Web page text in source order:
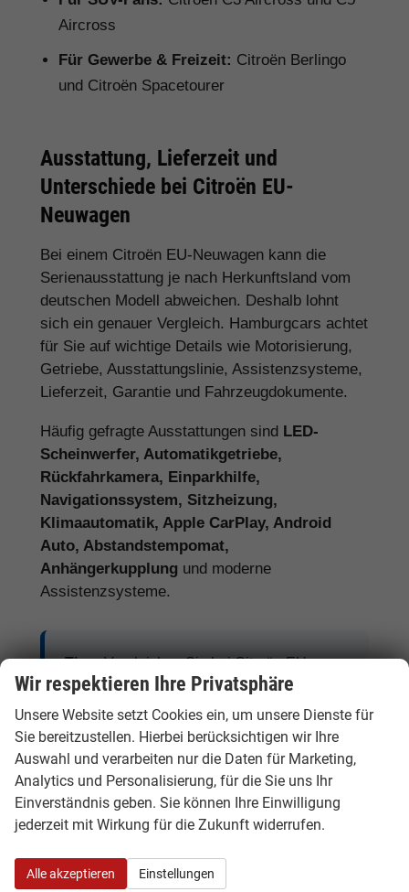
Aircross
Für Gewerbe & Freizeit: Citroën Berlingo
und Citroën Spacetourer
Ausstattung, Lieferzeit und
Unterschiede bei Citroën EU-
Neuwagen
Bei einem Citroën EU-Neuwagen kann die
Serienausstattung je nach Herkunftsland vom
deutschen Modell abweichen. Deshalb lohnt
sich ein genauer Vergleich. Hamburgcars achtet
für Sie auf wichtige Details wie Motorisierung,
Getriebe, Ausstattungslinie, Assistenzsysteme,
Lieferzeit, Garantie und Fahrzeugdokumente.
Häufig gefragte Ausstattungen sind LED-
Scheinwerfer, Automatikgetriebe,
Rückfahrkamera, Einparkhilfe,
Navigationssystem, Sitzheizung,
Klimaautomatik, Apple CarPlay, Android
Auto, Abstandstempomat,
Anhängerkupplung und moderne
Assistenzsysteme.
Tipp:Vergleichen Sie bei Citroën EU-
Neuwagen nicht nur den Kaufpreis,
sondern auch Ausstattung, Lieferzeit,
Garantieumfang und mögliche
Zusatzkosten. So erkennen Sie den
tatsächlichen Preisvorteil.
Citroën Benziner, Diesel, Hybrid und
Wir respektieren Ihre Privatsphäre
Unsere Website setzt Cookies ein, um unsere Dienste für
Sie bereitzustellen. Hierbei berücksichtigen wir Ihre
Auswahl und verarbeiten nur die Daten für Marketing,
Analytics und Personalisierung, für die Sie uns Ihr
Einverständnis geben. Sie können Ihre Einwilligung
jederzeit mit Wirkung für die Zukunft widerrufen.
Alle akzeptieren Einstellungen